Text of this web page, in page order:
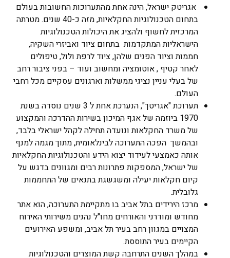
אגריטק ישראל, הינה אחת מהתערוכות החשובות בעולם
בתחום הטכנולוגיות החקלאיות, מזה כ-40 שנים. מטרתה
המרכזית לחשוף ולהציג את היכולות הטכנולוגיות
הישראליות המתקדמות בתחום ציוד ואביזרי השקיה,
חממות וציוד הפנים שלהן, ציוד לרפת ולול, טיפולים
לאחר קטיף , אוטומציה ומחשוב ועוד – בפני ציבור רחב
של בעלי עניין נציגי ממשלות וארגונים עסקיים מכל רחבי
העולם.
תערוכת "אגריטך", הנערכת אחת ל 3 שנים נוסדה בשנת
1970 ביוזמה של אגף המיכון בשירות ההדרכה והמקצוע
של משרד החקלאות ונועדה תחילה לקהל ישראלי בלבד,
ובהמשך הפכה התערוכה לבינלאומית, מתוך מגמה למנף
אותה כאמצעי לעידוד יצוא הידע והטכנולוגיות החקלאיות
של ישראל, המספקות פתרונות רבים ומגוונים בדגש על
קיום חקלאות יעילה ומשגשגת בתנאים של התחממות
גלובלית.
מרכז הירידים בתל אביב בו מתקיימת התערוכה, הוא אתר
מחודש ומודרני והאורחים מחו"ל נהנים משירותי האירוח
המצויים במגוון רחב בעיר תל אביב, ומשפע האירועים
הקיימים בעיר התוססת.
במהלך השנים התרחבה קשת המוצרים והטכנולוגיות